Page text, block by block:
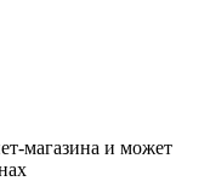
магазина и может